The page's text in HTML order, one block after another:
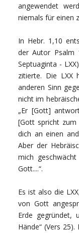
angewendet
niemals für einen
In Hebr. 1,10
der Autor Psalm
Septuaginta -
zitierte. Die LXX
anderen Sinn
nicht im
„Er [Gott]
[Gott spricht
dich an einen
Aber der
mich
Gott....“.
Es ist also die
von Gott
Erde gegründet,
Hände“ (Vers